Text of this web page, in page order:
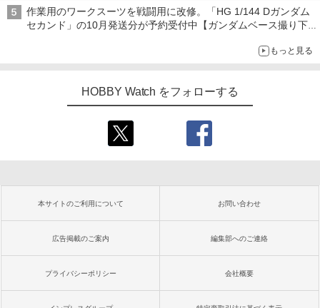
作業用のワークスーツを戦闘用に改修。「HG 1/144 Dガンダム
セカンド」の10月発送分が予約受付中【ガンダムベース撮り下
もっと見る
HOBBY Watch をフォローする
本サイトのご利用について お問い合わせ
広告掲載のご案内 編集部へのご連絡
プライバシーポリシー 会社概要